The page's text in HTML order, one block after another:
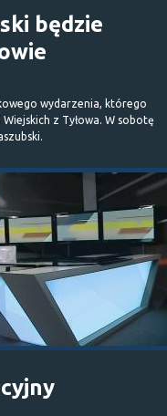
będzie
wydarzenia, którego
z Tyłowa. W sobotę